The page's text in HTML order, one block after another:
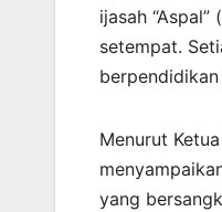
ijasah
setempat.
Menurut
yang